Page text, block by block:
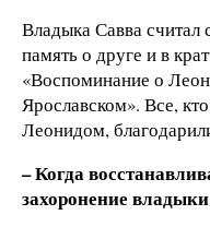
Владыка Савва считал
память о друге и в
«Воспоминание о
Ярославском». Все,
Леонидом,
– Когда
захоронение